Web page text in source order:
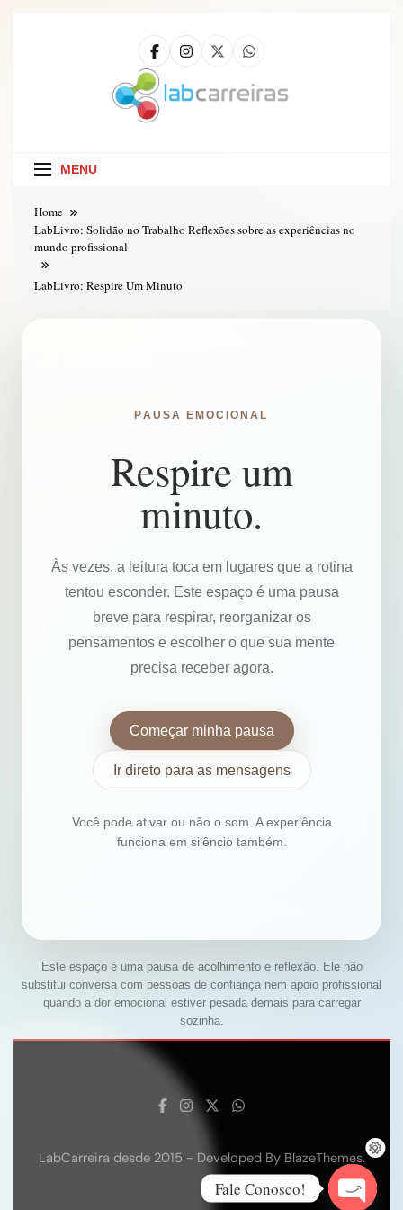
MENU
Home
LabLivro: Solidão no Trabalho Reflexões sobre as experiências no
mundo profissional
LabLivro: Respire Um Minuto
PAUSA EMOCIONAL
Respire um
minuto.
Às vezes, a leitura toca em lugares que a rotina
tentou esconder. Este espaço é uma pausa
breve para respirar, reorganizar os
pensamentos e escolher o que sua mente
precisa receber agora.
Começar minha pausa
Ir direto para as mensagens
Você pode ativar ou não o som. A experiência
funciona em silêncio também.
Este espaço é uma pausa de acolhimento e reflexão. Ele não
substitui conversa com pessoas de confiança nem apoio profissional
quando a dor emocional estiver pesada demais para carregar
sozinha.
LabCarreira desde 2015 - Developed By BlazeThemes.
Fale Conosco!